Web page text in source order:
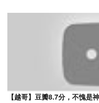
【越哥】豆瓣8.7分，不愧是